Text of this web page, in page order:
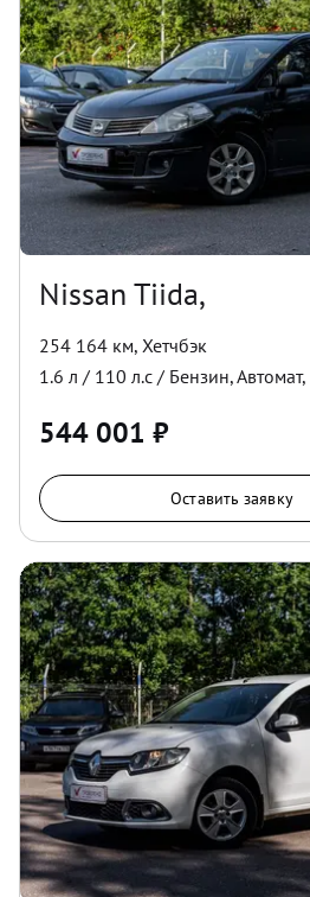
Nissan Tiida,
254 164 км, Хетчбэк
1.6 л / 110 л.с / Бензин,Автомат,
544 001 ₽
Оставить заявку